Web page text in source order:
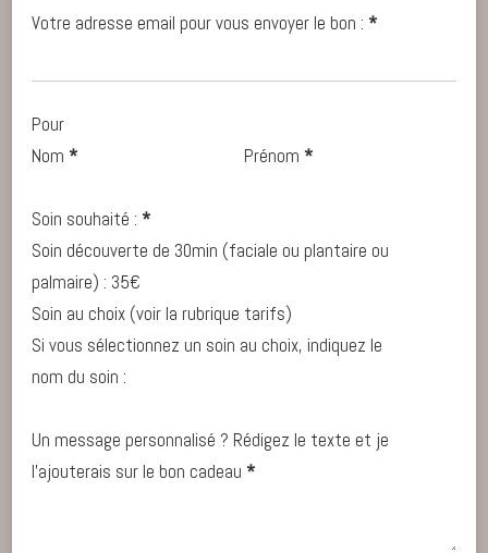
Votre adresse email pour vous envoyer le bon : *
Pour
Nom * Prénom *
Soin souhaité : *
Soin découverte de 30min (faciale ou plantaire ou
palmaire) : 35€
Soin au choix (voir la rubrique tarifs)
Si vous sélectionnez un soin au choix, indiquez le
nom du soin :
Un message personnalisé ? Rédigez le texte et je
l'ajouterais sur le bon cadeau *